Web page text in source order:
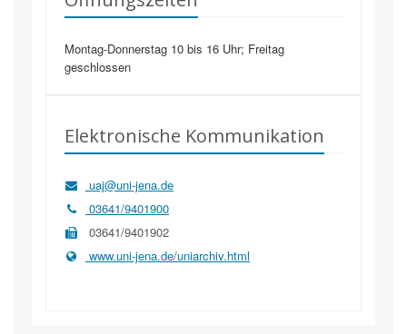
Montag-Donnerstag 10 bis 16 Uhr; Freitag
geschlossen
Elektronische Kommunikation
uaj@uni-jena.de
03641/9401900
03641/9401902
www.uni-jena.de/uniarchiv.html